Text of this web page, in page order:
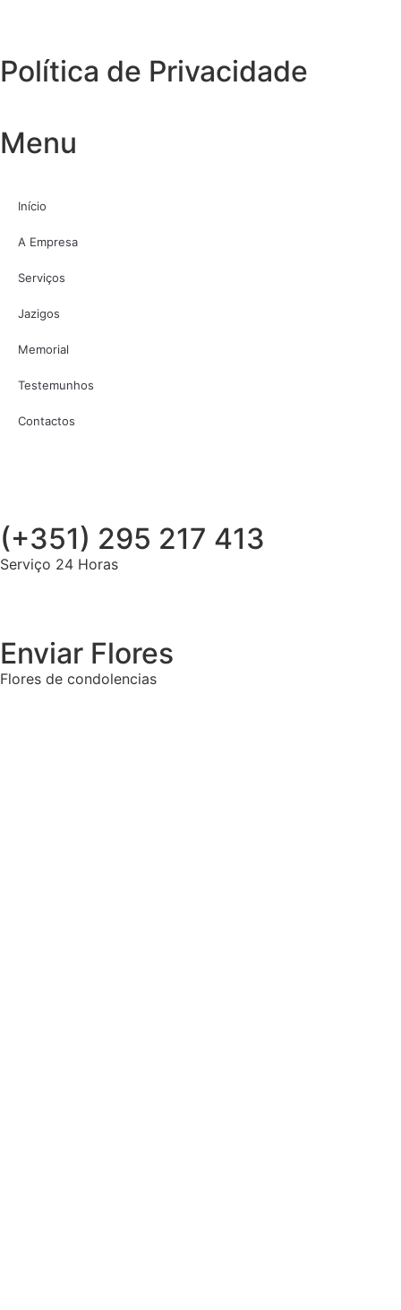
Política de Privacidade
Menu
Início
A Empresa
Serviços
Jazigos
Memorial
Testemunhos
Contactos
(+351) 295 217 413
Serviço 24 Horas
Enviar Flores
Flores de condolencias